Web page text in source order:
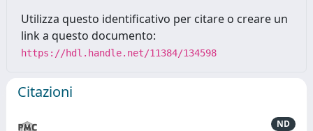
Utilizza questo identificativo per citare o creare un
link a questo documento:
https://hdl.handle.net/11384/134598
Citazioni
ND